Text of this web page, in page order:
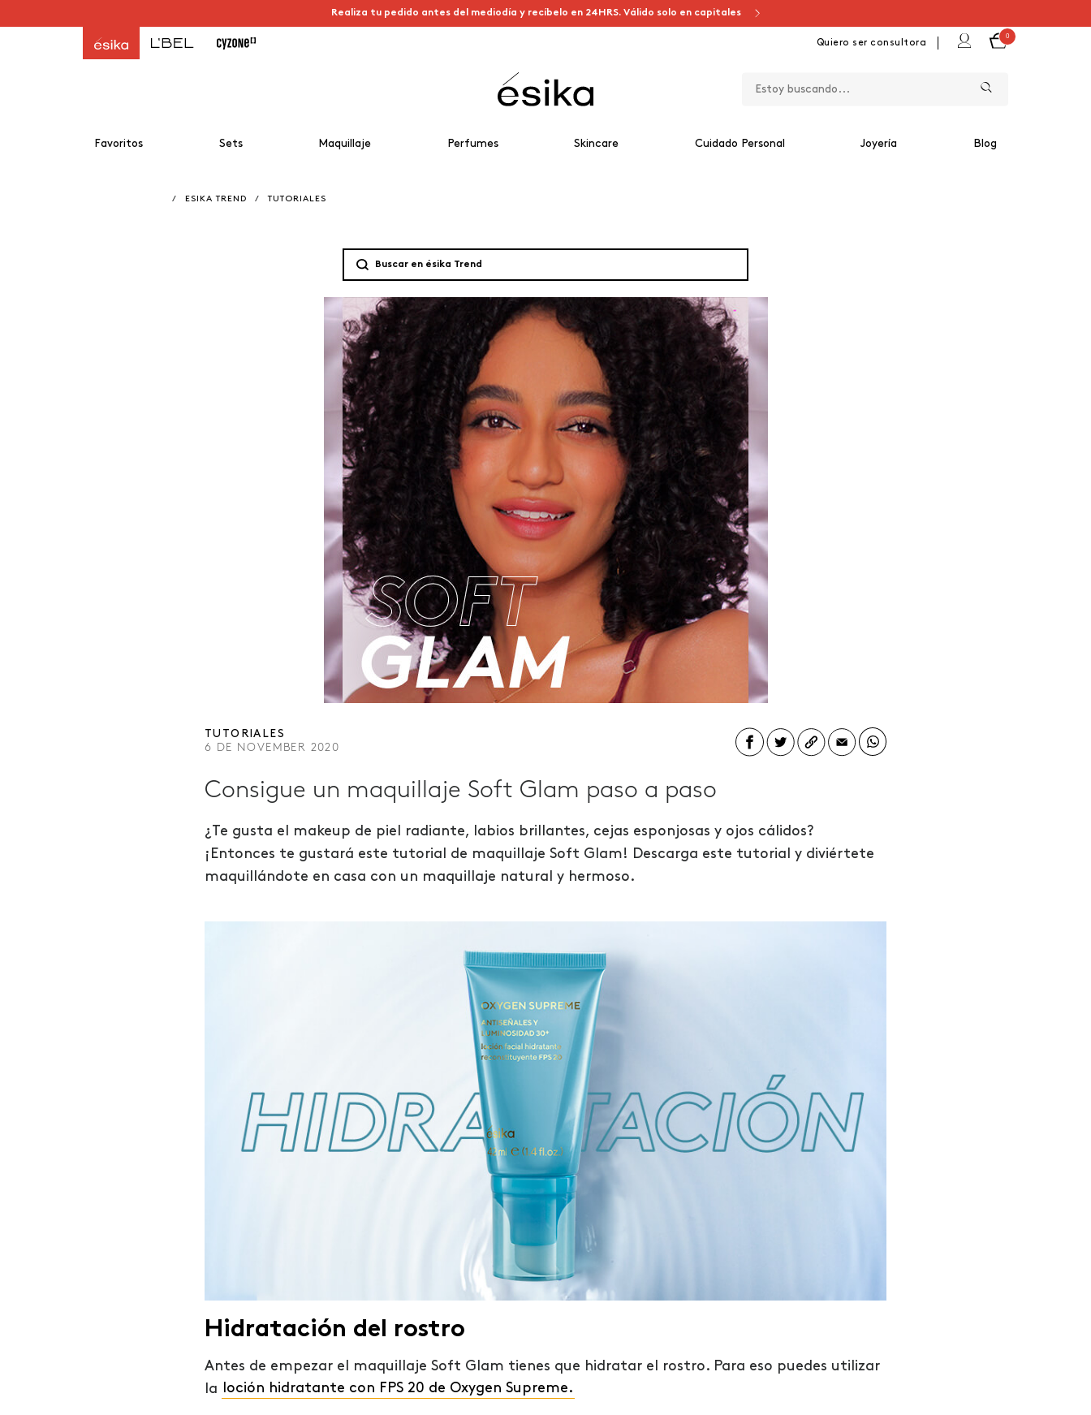
Realiza tu pedido antes del mediodía y recíbelo en 24HRS. Válido solo en capitales
Quiero ser consultora
0
Favoritos Sets Maquillaje Perfumes Skincare Cuidado Personal Joyería Blog
/ ESIKA TREND / TUTORIALES
TUTORIALES
6 DE NOVEMBER 2020
Consigue un maquillaje Soft Glam paso a paso
¿Te gusta el makeup de piel radiante, labios brillantes, cejas esponjosas y ojos cálidos?
¡Entonces te gustará este tutorial de maquillaje Soft Glam! Descarga este tutorial y diviértete
maquillándote en casa con un maquillaje natural y hermoso.
Hidratación del rostro
Antes de empezar el maquillaje Soft Glam tienes que hidratar el rostro. Para eso puedes utilizar
la loción hidratante con FPS 20 de Oxygen Supreme.